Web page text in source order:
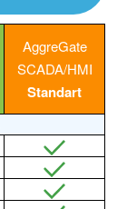
AggreGate
SCADA/HMI
Standart